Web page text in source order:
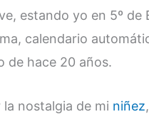
estando yo en 5º de
calendario
de hace 20 años.
nostalgia de mi niñez